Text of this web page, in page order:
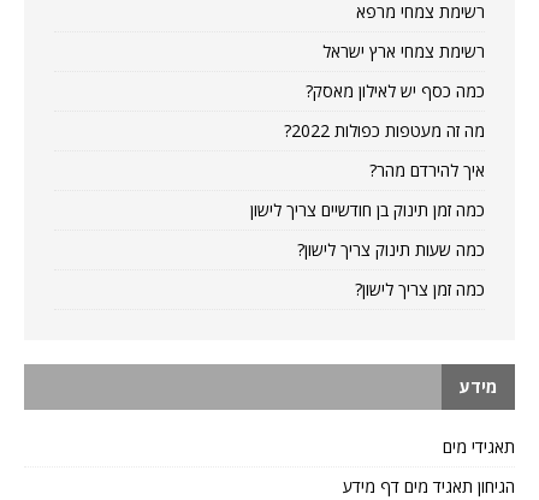
רשימת צמחי מרפא
רשימת צמחי ארץ ישראל
כמה כסף יש לאילון מאסק?
מה זה מעטפות כפולות 2022?
איך להירדם מהר?
כמה זמן תינוק בן חודשיים צריך לישון
כמה שעות תינוק צריך לישון?
כמה זמן צריך לישון?
מידע
תאגידי מים
הגיחון תאגיד מים דף מידע